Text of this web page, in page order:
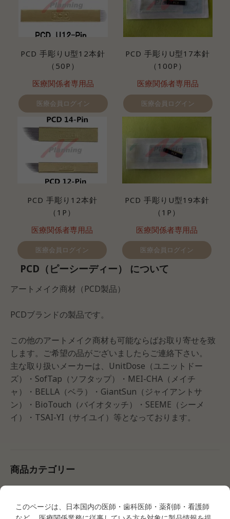
PCD 手彫りU型12本針
（50P）
医療関係者専用品
医療会員ログイン
PCD 手彫りU型17本針
（100P）
医療関係者専用品
医療会員ログイン
PCD 手彫り12本針
（1P）
医療関係者専用品
医療会員ログイン
PCD 手彫りU型19本針
（1P）
医療関係者専用品
医療会員ログイン
PCD（ピーシーディー） について
アートメイク商材（PCD製品）
PCDブランドの製品です。
この他のアートメイク商材も可能ならばお取り寄せを致
します。ご希望の品がございましたらご連絡下さい。
主な取り扱いメーカーは、UnitDose（ユニットドー
ズ）・SofTap（ソフタップ）・MEI-CHA（メイチ
ャ）・BELLA（ベラ）・GiantSun（ジャイアントサ
ン）・BioTouch（バイオタッチ）・SEEME（シーメ
イ）・TSAI-YI（サイユイ）等となっております。
商品カテゴリー
●タトゥー商材
このページは、日本国内の医師・歯科医師・薬剤師・看護師